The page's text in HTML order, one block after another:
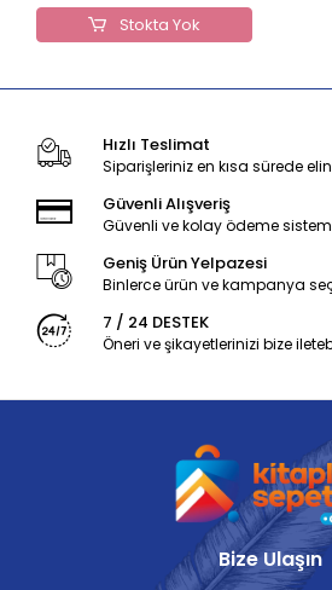
Stokta Yok
Hızlı Teslimat
Siparişleriniz en kısa sürede
Güvenli Alışveriş
Güvenli ve kolay ödeme
Geniş Ürün Yelpazesi
Binlerce ürün ve kampanya
7 / 24 DESTEK
Öneri ve şikayetlerinizi bize
Bize Ulaşın